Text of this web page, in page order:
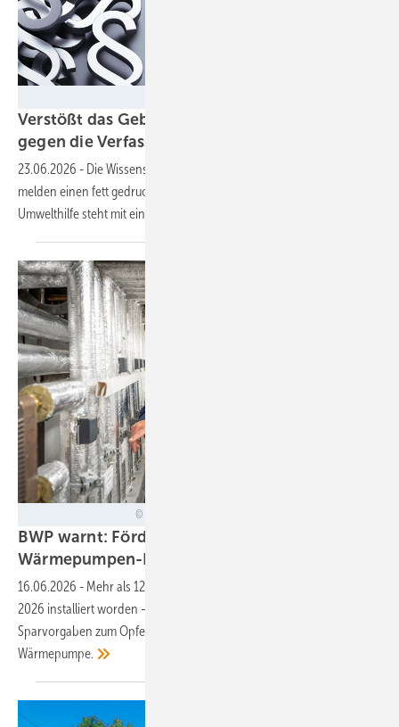
Verstößt das Gebäudemodernisierungsgesetz
gegen die Verfassung?
23.06.2026 - Die Wissenschaftlichen Dienste des Bundestages
melden einen fett gedruckten Zweifel an und die Deutsche
Umwelthilfe steht mit einer Klage schon in den
BWP warnt: Förderkürzungen gefährden
Wärmepumpen-Boom
16.06.2026 - Mehr als 120.000 Wärmepumpen sind im ersten Quartal
2026 installiert worden – auch dank der Förderung. Doch sie könnte
Sparvorgaben zum Opfer fallen, fürchtet der Bundesverband
Wärmepumpe.